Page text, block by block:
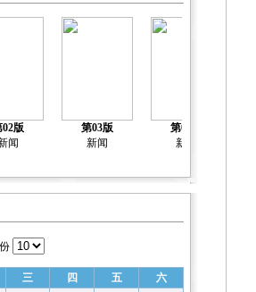
02版
闻
第03版
新闻
第04版
新闻
三 四 五 六